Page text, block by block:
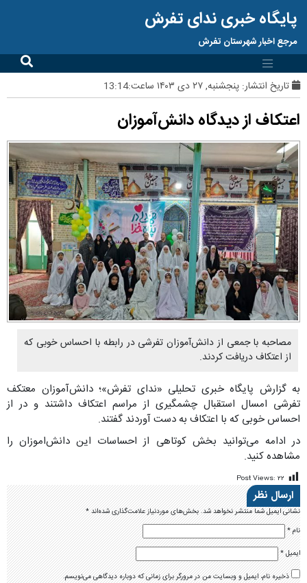
پایگاه خبری ندای تفرش
مرجع اخبار شهرستان تفرش
تاریخ انتشار: پنجشنبه, ۲۷ دی ۱۴۰۳ ساعت:13:14
اعتکاف از دیدگاه دانش‌آموزان
مصاحبه با جمعی از دانش‌آموزان تفرشی در رابطه با احساس خوبی که
از اعتکاف دریافت کردند.
به گزارش پایگاه خبری تحلیلی «ندای تفرش»؛ دانش‌آموزان معتکف
تفرشی امسال استقبال چشمگیری از مراسم اعتکاف داشتند و در از
احساس خوبی که با اعتکاف به دست آوردند گفتند.
در ادامه می‌توانید بخش کوتاهی از احساسات این دانش‌اموزان را
مشاهده کنید.
Post Views: ۲۲
ارسال نظر
نشانی ایمیل شما منتشر نخواهد شد.بخش‌های موردنیاز علامت‌گذاری شده‌اند*
نام*
ایمیل*
ذخیره نام، ایمیل و وبسایت من در مرورگر برای زمانی که دوباره دیدگاهی می‌نویسم.